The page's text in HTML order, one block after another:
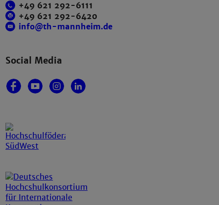
+49 621 292-6111
+49 621 292-6420
info@th-mannheim.de
Social Media